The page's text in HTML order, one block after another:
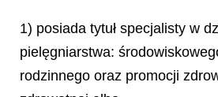
1) posiada tytuł specjalisty w
pielęgniarstwa:
rodzinnego oraz promocji